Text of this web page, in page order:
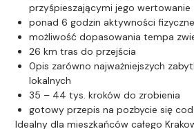
przyśpieszającymi jego wertowanie
ponad 6 godzin aktywności
możliwość dopasowania tempa
26 km tras do przejścia
0pis zarówno najważniejszych
lokalnych
35 – 44 tys. kroków do zrobienia
gotowy przepis na pozbycie się
Idealny dla mieszkańców całego